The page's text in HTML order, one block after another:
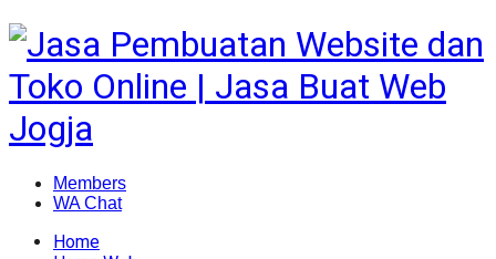
Members
WA Chat
Home